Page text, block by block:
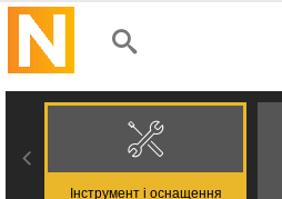
Інструмент і оснащення